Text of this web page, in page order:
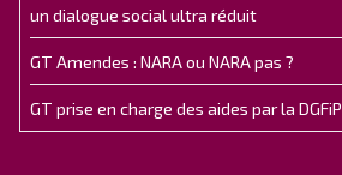
un dialogue social ultra réduit
GT Amendes : NARA ou NARA pas ?
GT prise en charge des aides par la DGFiP